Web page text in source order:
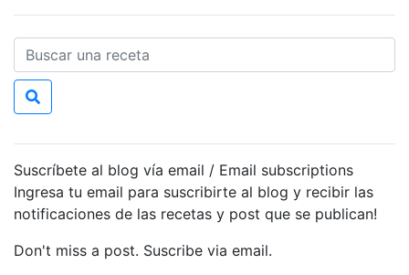
Suscríbete al blog vía email / Email subscriptions
Ingresa tu email para suscribirte al blog y recibir las
notificaciones de las recetas y post que se publican!
Don't miss a post. Suscribe via email.